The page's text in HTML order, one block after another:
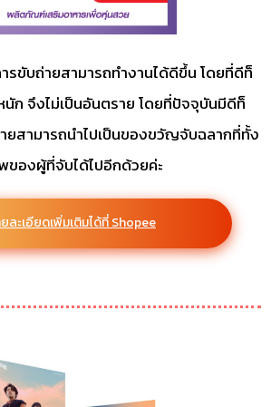
รขับถ่ายสามารถทำงานได้ดีขึ้น โดยที่ดีท็
นัก จึงไม่เป็นอันตราย โดยที่ปัจจุบันมีดีท็
ยสามารถนำไปเป็นของขวัญจับฉลากที่ทั้ง
องผู้ที่จับได้ไปอีกด้วยค่ะ
ละเอียดเพิ่มเติมได้ที่ Shopee